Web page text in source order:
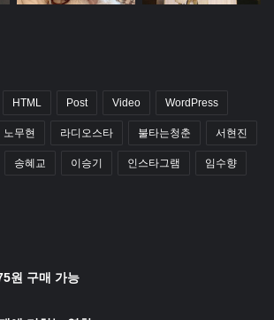
HTML Post Video WordPress
노무현 라디오스타 불타는청춘 서현진
송혜교 이승기 인스타그램 임수향
원 구매 가능